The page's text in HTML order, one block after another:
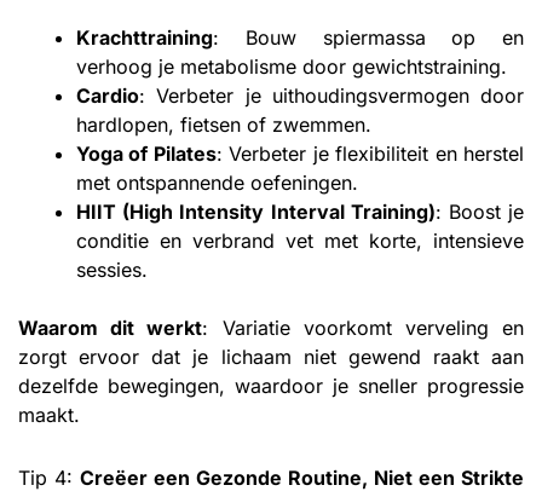
Krachttraining: Bouw spiermassa op en
verhoog je metabolisme door gewichtstraining.
Cardio: Verbeter je uithoudingsvermogen door
hardlopen, fietsen of zwemmen.
Yoga of Pilates: Verbeter je flexibiliteit en herstel
met ontspannende oefeningen.
HIIT (High Intensity Interval Training): Boost je
conditie en verbrand vet met korte, intensieve
sessies.
Waarom dit werkt: Variatie voorkomt verveling en
zorgt ervoor dat je lichaam niet gewend raakt aan
dezelfde bewegingen, waardoor je sneller progressie
maakt.
Tip 4: Creëer een Gezonde Routine, Niet een Strikte